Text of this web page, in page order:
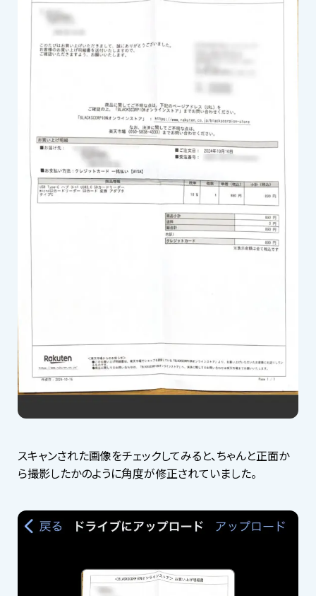
スキャンされた画像をチェックしてみると、ちゃんと正面か
ら撮影したかのように角度が修正されていました。